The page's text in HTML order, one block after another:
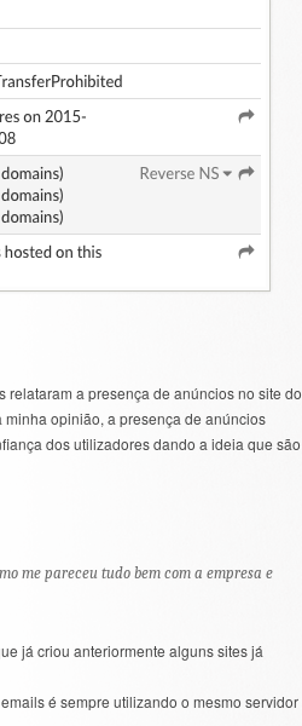
a presença de anúncios no site do
minha opinião, a presença de anúncios
dos utilizadores dando a ideia que são
me pareceu tudo bem com a empresa e
já criou anteriormente alguns sites já
é sempre utilizando o mesmo servidor